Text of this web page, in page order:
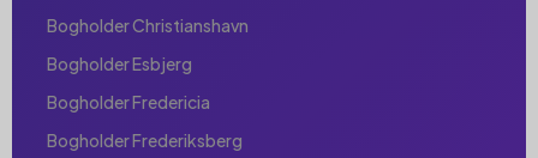
Bogholder Christianshavn
Bogholder Esbjerg
Bogholder Fredericia
Bogholder Frederiksberg